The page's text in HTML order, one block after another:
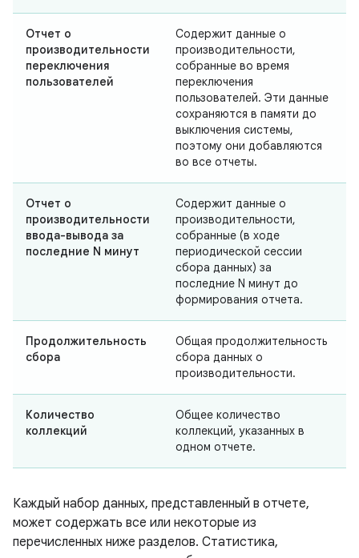
Отчет о
производительности
переключения
пользователей
Содержит данные о
производительности,
собранные во время
переключения
пользователей. Эти данные
сохраняются в памяти до
выключения системы,
поэтому они добавляются
во все отчеты.
Отчет о
производительности
ввода-вывода за
последние N минут
Содержит данные о
производительности,
собранные (в ходе
периодической сессии
сбора данных) за
последние N минут до
формирования отчета.
Продолжительность
сбора
Общая продолжительность
сбора данных о
производительности.
Количество
коллекций
Общее количество
коллекций, указанных в
одном отчете.
Каждый набор данных, представленный в отчете,
может содержать все или некоторые из
перечисленных ниже разделов. Статистика,